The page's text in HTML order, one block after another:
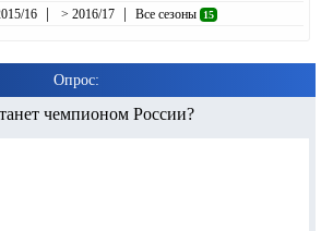
16 | > 2016/17 | Все сезоны 15
Опрос:
чемпионом России?